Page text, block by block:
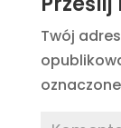
Twój
oznaczone